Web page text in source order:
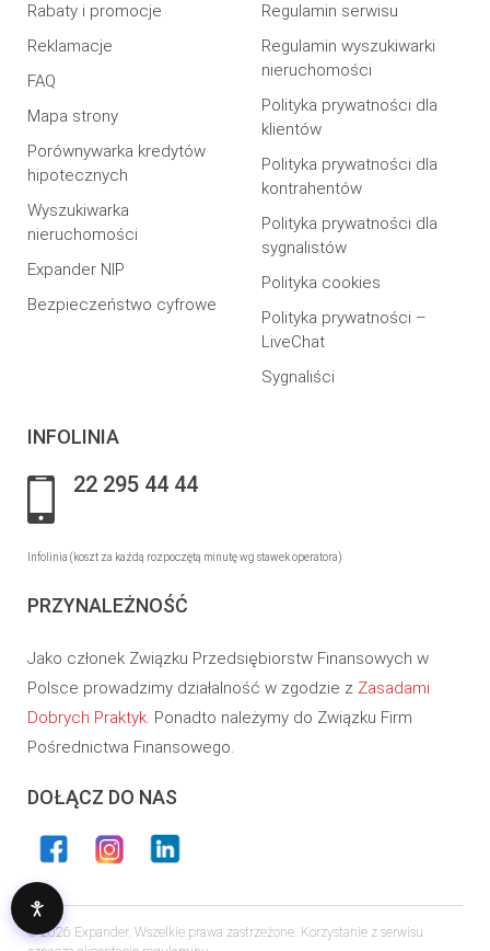
Rabaty i promocje
Reklamacje
FAQ
Mapa strony
Porównywarka kredytów
hipotecznych
Wyszukiwarka
nieruchomości
Expander NIP
Bezpieczeństwo cyfrowe
Regulamin serwisu
Regulamin wyszukiwarki
nieruchomości
Polityka prywatności dla
klientów
Polityka prywatności dla
kontrahentów
Polityka prywatności dla
sygnalistów
Polityka cookies
Polityka prywatności –
LiveChat
Sygnaliści
INFOLINIA
22 295 44 44
Infolinia (koszt za każdą rozpoczętą minutę wg stawek operatora)
PRZYNALEŻNOŚĆ
Jako członek Związku Przedsiębiorstw Finansowych w
Polsce prowadzimy działalność w zgodzie z Zasadami
Dobrych Praktyk. Ponadto należymy do Związku Firm
Pośrednictwa Finansowego.
DOŁĄCZ DO NAS
© 2026 Expander. Wszelkie prawa zastrzeżone. Korzystanie z serwisu